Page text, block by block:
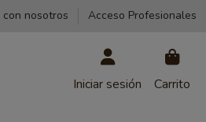
nosotros Acceso Profesionales
Iniciar sesión Carrito